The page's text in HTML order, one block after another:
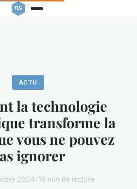
ACTU
la technologie
transforme la
vous ne pouvez
ignorer
2024•10 min de lecture